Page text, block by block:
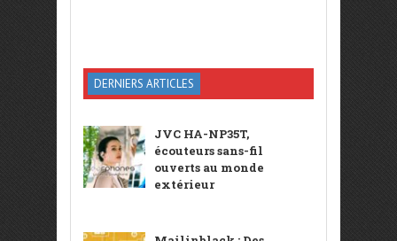
DERNIERS ARTICLES
JVC HA-NP35T,
écouteurs sans-fil
ouverts au monde
extérieur